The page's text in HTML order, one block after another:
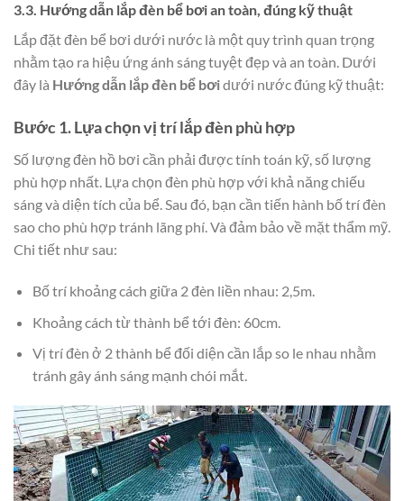
3.3. Hướng dẫn lắp đèn bể bơi an toàn, đúng kỹ thuật
Lắp đặt đèn bể bơi dưới nước là một quy trình quan trọng
nhằm tạo ra hiệu ứng ánh sáng tuyệt đẹp và an toàn. Dưới
đây là Hướng dẫn lắp đèn bể bơidưới nước đúng kỹ thuật:
Bước 1. Lựa chọn vị trí lắp đèn phù hợp
Số lượng đèn hồ bơi cần phải được tính toán kỹ, số lượng
phù hợp nhất. Lựa chọn đèn phù hợp với khả năng chiếu
sáng và diện tích của bể. Sau đó, bạn cần tiến hành bố trí đèn
sao cho phù hợp tránh lãng phí. Và đảm bảo về mặt thẩm mỹ.
Chi tiết như sau:
Bố trí khoảng cách giữa 2 đèn liền nhau: 2,5m.
Khoảng cách từ thành bể tới đèn: 60cm.
Vị trí đèn ở 2 thành bể đối diện cần lắp so le nhau nhằm
tránh gây ánh sáng mạnh chói mắt.